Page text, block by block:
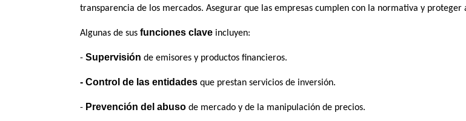
transparencia de los mercados. Asegurar que las empresas cumplen con la normativa y proteger
Algunas de sus funciones clave incluyen:
- Supervisión de emisores y productos financieros.
- Control de las entidades que prestan servicios de inversión.
- Prevención del abuso de mercado y de la manipulación de precios.